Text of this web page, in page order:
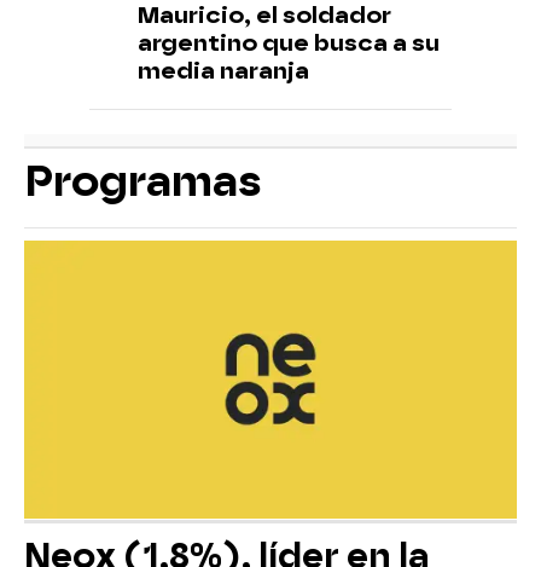
Mauricio, el soldador
argentino que busca a su
media naranja
Programas
Neox (1,8%), líder en la